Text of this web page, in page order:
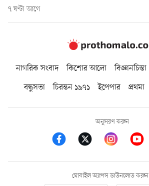
৭ ঘণ্টা আগে
নাগরিক সংবাদ কিশোর আলো বিজ্ঞানচিন্তা
বন্ধুসভা
চিরন্তন ১৯৭১ ইপেপার প্রথমা
অনুসরণ করুন
মোবাইল অ্যাপস ডাউনলোড করুন